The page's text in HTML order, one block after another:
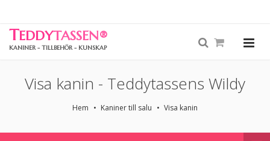
TEDDYTASSEN®
KANINER - TILLBEHÖR - KUNSKAP
Visa kanin - Teddytassens Wildy
Hem Kaniner till salu Visa kanin